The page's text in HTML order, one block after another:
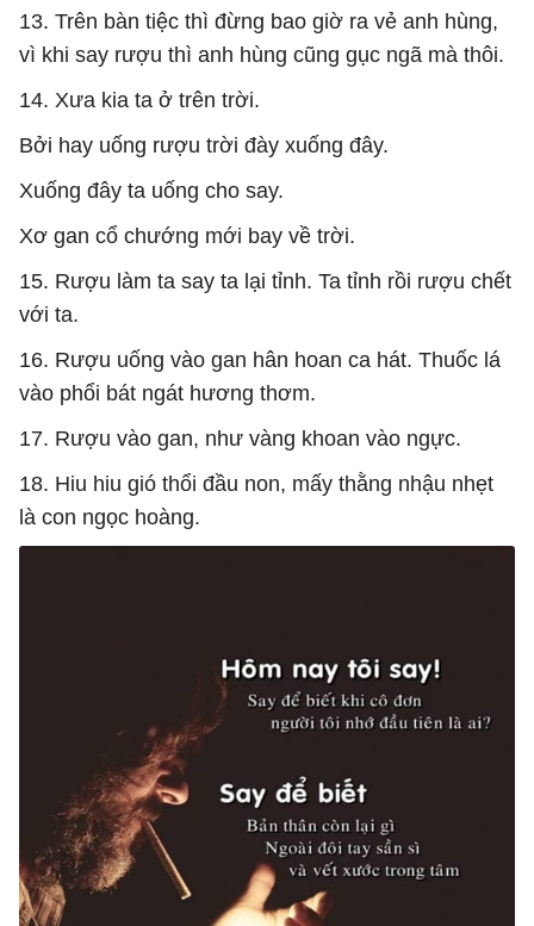
13. Trên bàn tiệc thì đừng bao giờ ra vẻ anh hùng,
vì khi say rượu thì anh hùng cũng gục ngã mà thôi.
14. Xưa kia ta ở trên trời.
Bởi hay uống rượu trời đày xuống đây.
Xuống đây ta uống cho say.
Xơ gan cổ chướng mới bay về trời.
15. Rượu làm ta say ta lại tỉnh. Ta tỉnh rồi rượu chết
với ta.
16. Rượu uống vào gan hân hoan ca hát. Thuốc lá
vào phổi bát ngát hương thơm.
17. Rượu vào gan, như vàng khoan vào ngực.
18. Hiu hiu gió thổi đầu non, mấy thằng nhậu nhẹt
là con ngọc hoàng.